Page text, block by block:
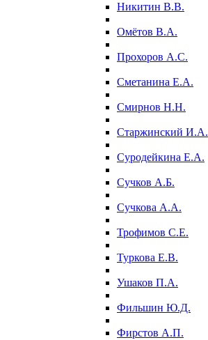
Никитин В.В.
Омётов В.А.
Прохоров А.С.
Сметанина Е.А.
Смирнов Н.Н.
Старжинский И.А.
Суродейкина Е.А.
Сучков А.Б.
Сучкова А.А.
Трофимов С.Е.
Туркова Е.В.
Ушаков П.А.
Фильшин Ю.Д.
Фирстов А.П.